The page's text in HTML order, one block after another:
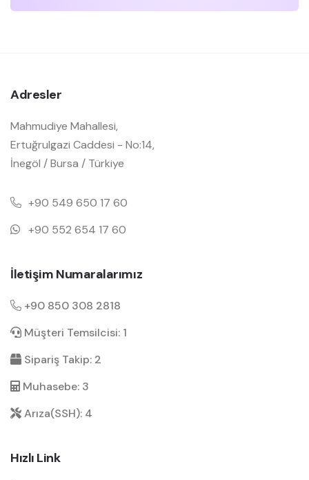
Adresler
Mahmudiye Mahallesi,
Ertuğrulgazi Caddesi - No:14,
İnegöl / Bursa / Türkiye
+90 549 650 17 60
+90 552 654 17 60
İletişim Numaralarımız
+90 850 308 2818
Müşteri Temsilcisi: 1
Sipariş Takip: 2
Muhasebe: 3
Arıza(SSH): 4
Hızlı Link